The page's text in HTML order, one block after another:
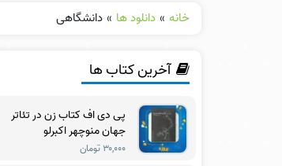
خانه » دانلود ها » دانشگاهی
آخرین کتاب ها
پی دی اف کتاب زن در تئاتر
جهان منوچهر اکبرلو
۳۰,۰۰۰ تومان